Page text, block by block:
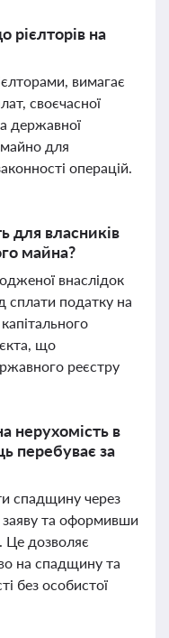
на
вимагає
своєчасної
державної
майно для
операцій.
для власників
майна?
внаслідок
сплати податку на
що
реєстру
нерухомість в
перебуває за
спадщину через
заяву та оформивши
Це дозволяє
на спадщину та
без особистої